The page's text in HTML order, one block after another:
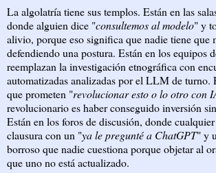
La algolatría tiene sus templos. Están en las
donde alguien dice "consultemos al modelo" y
alivio, porque eso significa que nadie tiene que
defendiendo una postura. Están en los equipos
reemplazan la investigación etnográfica con
automatizadas analizadas por el LLM de turno.
que prometen "revolucionar esto o lo otro con
revolucionario es haber conseguido inversión
Están en los foros de discusión, donde
clausura con un "ya le pregunté a ChatGPT" y
borroso que nadie cuestiona porque objetar al
que uno no está actualizado.